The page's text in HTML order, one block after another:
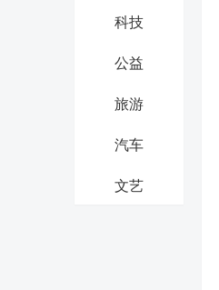
科技
公益
旅游
汽车
文艺